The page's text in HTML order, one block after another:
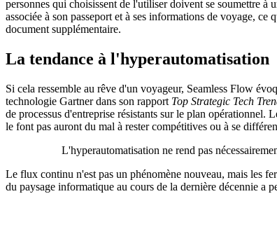
personnes qui choisissent de l'utiliser doivent se soumettre
associée à son passeport et à ses informations de voyage,
document supplémentaire.
La tendance à l'hyperautomatisation
Si cela ressemble au rêve d'un voyageur, Seamless Flow
technologie Gartner dans son rapport Top Strategic Tech
de processus d'entreprise résistants sur le plan
le font pas auront du mal à rester compétitives ou à se
L'hyperautomatisation ne rend pas
Le flux continu n'est pas un phénomène nouveau, mais les
du paysage informatique au cours de la dernière décennie a